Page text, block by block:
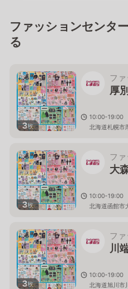
ファッションセンタ
る
3枚
フ
厚
10:00-19:00
北海道札幌市
3枚
フ
大
10:00-19:00
北海道函館市
3枚
フ
川
10:00-19:00
北海道旭川市